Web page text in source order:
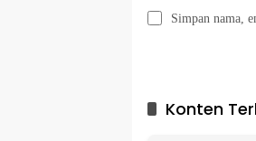
Simpan nama,
e
Konten